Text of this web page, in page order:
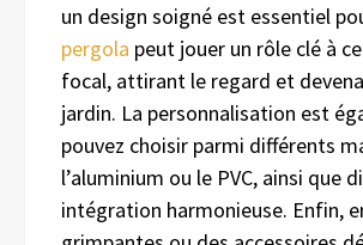
un design soigné est essentiel
pergola peut jouer un rôle clé à
focal, attirant le regard et
jardin. La personnalisation est
pouvez choisir parmi différents
l’aluminium ou le PVC, ainsi que
intégration harmonieuse. Enfin,